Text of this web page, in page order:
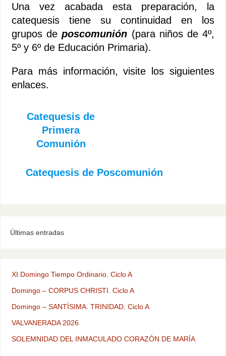
Una vez acabada esta preparación, la
catequesis tiene su continuidad en los
grupos deposcomunión (para niños de 4º,
5º y 6º de Educación Primaria).
Para más información, visite los siguientes
enlaces.
Catequesis de
Primera
Comunión
Catequesis de Poscomunión
Últimas entradas
XI Domingo Tiempo Ordinario. Ciclo A
Domingo – CORPUS CHRISTI. Ciclo A
Domingo – SANTÍSIMA. TRINIDAD. Ciclo A
VALVANERADA 2026
SOLEMNIDAD DEL INMACULADO CORAZÓN DE MARÍA